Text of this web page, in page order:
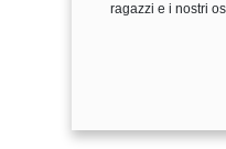
ragazzi e i nostri